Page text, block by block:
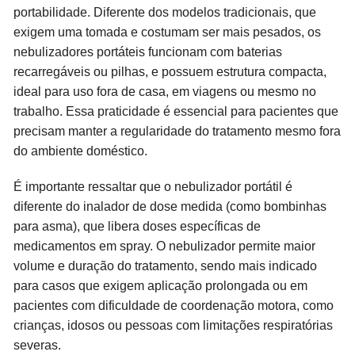
portabilidade. Diferente dos modelos tradicionais, que
exigem uma tomada e costumam ser mais pesados, os
nebulizadores portáteis funcionam com baterias
recarregáveis ou pilhas, e possuem estrutura compacta,
ideal para uso fora de casa, em viagens ou mesmo no
trabalho. Essa praticidade é essencial para pacientes que
precisam manter a regularidade do tratamento mesmo fora
do ambiente doméstico.
É importante ressaltar que o nebulizador portátil é
diferente do inalador de dose medida (como bombinhas
para asma), que libera doses específicas de
medicamentos em spray. O nebulizador permite maior
volume e duração do tratamento, sendo mais indicado
para casos que exigem aplicação prolongada ou em
pacientes com dificuldade de coordenação motora, como
crianças, idosos ou pessoas com limitações respiratórias
severas.